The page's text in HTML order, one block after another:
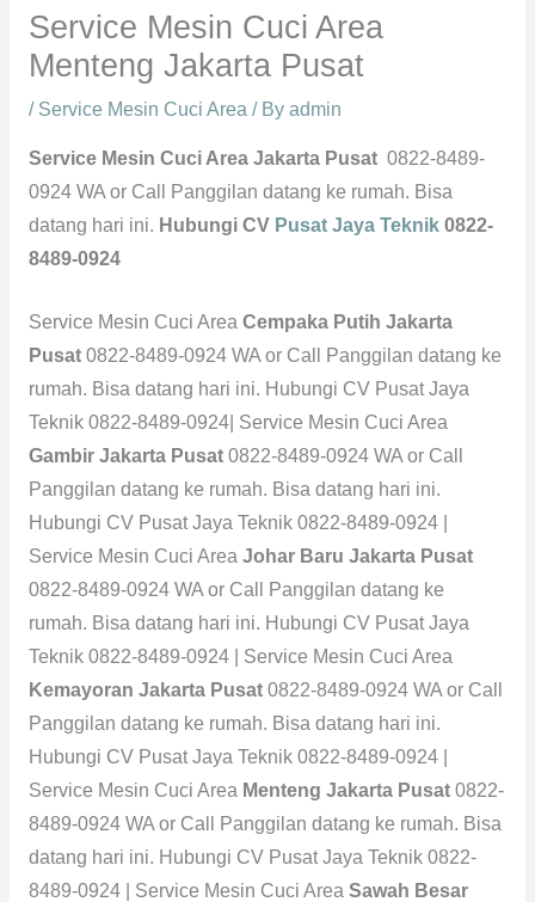
Service Mesin Cuci Area
Menteng Jakarta Pusat
/ Service Mesin Cuci Area/ By admin
Service Mesin Cuci Area Jakarta Pusat0822-8489-
0924 WA or Call Panggilan datang ke rumah. Bisa
datang hari ini. Hubungi CV Pusat Jaya Teknik0822-
8489-0924
Service Mesin Cuci Area Cempaka Putih Jakarta
Pusat 0822-8489-0924 WA or Call Panggilan datang ke
rumah. Bisa datang hari ini. Hubungi CV Pusat Jaya
Teknik 0822-8489-0924| Service Mesin Cuci Area
Gambir Jakarta Pusat 0822-8489-0924 WA or Call
Panggilan datang ke rumah. Bisa datang hari ini.
Hubungi CV Pusat Jaya Teknik 0822-8489-0924 |
Service Mesin Cuci Area Johar Baru Jakarta Pusat
0822-8489-0924 WA or Call Panggilan datang ke
rumah. Bisa datang hari ini. Hubungi CV Pusat Jaya
Teknik 0822-8489-0924 | Service Mesin Cuci Area
Kemayoran Jakarta Pusat 0822-8489-0924 WA or Call
Panggilan datang ke rumah. Bisa datang hari ini.
Hubungi CV Pusat Jaya Teknik 0822-8489-0924 |
Service Mesin Cuci Area Menteng Jakarta Pusat 0822-
8489-0924 WA or Call Panggilan datang ke rumah. Bisa
datang hari ini. Hubungi CV Pusat Jaya Teknik 0822-
8489-0924 | Service Mesin Cuci Area Sawah Besar